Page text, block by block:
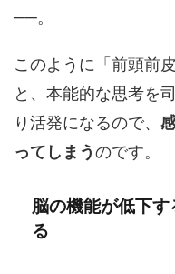
──。
このように「前頭前
と、本能的な思考を
り活発になるので、
ってしまうのです。
脳の機能が低下
る